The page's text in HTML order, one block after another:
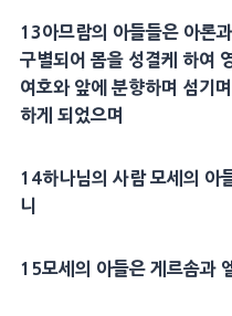
13아므람의 아들들은 아론과
구별되어 몸을 성결케 하여
여호와 앞에 분향하며 섬기
하게 되었으며
14하나님의 사람 모세 의 아
니
15모세 의 아들은 게르솜과